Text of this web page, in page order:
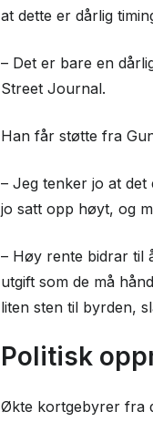
at dette er dårlig
– Det er bare en
Street Journal.
Han får støtte fra
– Jeg tenker jo at det
jo satt opp høyt, og
– Høy rente bidrar til
utgift som de må
liten sten til byrden,
Politisk
Økte kortgebyrer fra